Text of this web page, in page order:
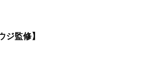
監修】